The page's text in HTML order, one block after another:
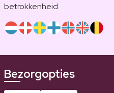
betrokkenheid
Bezorgopties